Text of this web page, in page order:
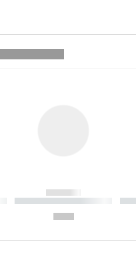
------------
----------- ----------- ----------